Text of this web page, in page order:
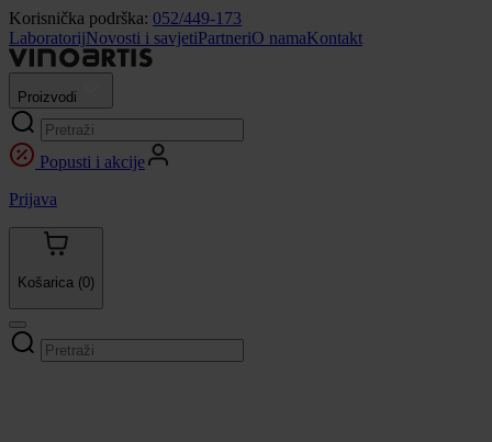
Korisnička podrška: 052/449-173
LaboratorijNovosti i savjetiPartneriO namaKontakt
Proizvodi
Popusti i akcije
Prijava
Košarica (0)